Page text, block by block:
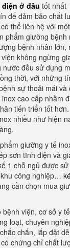
ở đâu tốt nhất
để đảm bảo chất
thể liên hệ với
phẩm giường bệnh
bệnh nhân lớn,
không ngừng
đều sử dụng
thời, với những
sự thoải mái
cao cấp nhằm
tiến triển tốt
nhiều như hiện
giường y tế
sơn tĩnh điện và
1 chỗ ngủ được
công nghiệp…
cần chọn mua
viện, cơ sở y
loạt, chuyên
chắn, lắp đặt
chứng chỉ chất